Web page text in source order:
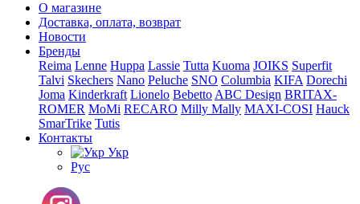
О магазине
Доставка, оплата, возврат
Новости
Бренды
Reima Lenne Huppa Lassie Tutta Kuoma JOIKS Superfit
Talvi Skechers Nano Peluche SNO Columbia KIFA Dorechi
Joma Kinderkraft Lionelo Bebetto ABC Design BRITAX-
ROMER MoMi RECARO Milly Mally MAXI-COSI Hauck
SmarTrike Tutis
Контакты
Укр
Рус